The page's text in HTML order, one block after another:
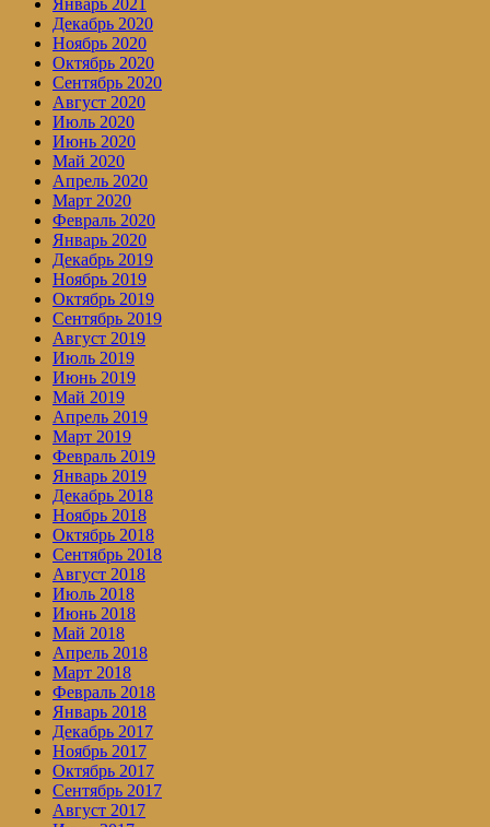
Январь 2021
Декабрь 2020
Ноябрь 2020
Октябрь 2020
Сентябрь 2020
Август 2020
Июль 2020
Июнь 2020
Май 2020
Апрель 2020
Март 2020
Февраль 2020
Январь 2020
Декабрь 2019
Ноябрь 2019
Октябрь 2019
Сентябрь 2019
Август 2019
Июль 2019
Июнь 2019
Май 2019
Апрель 2019
Март 2019
Февраль 2019
Январь 2019
Декабрь 2018
Ноябрь 2018
Октябрь 2018
Сентябрь 2018
Август 2018
Июль 2018
Июнь 2018
Май 2018
Апрель 2018
Март 2018
Февраль 2018
Январь 2018
Декабрь 2017
Ноябрь 2017
Октябрь 2017
Сентябрь 2017
Август 2017